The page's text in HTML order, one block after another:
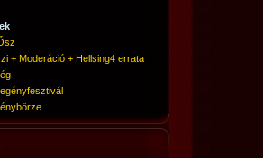
+ Moderáció + Hellsing4 errata